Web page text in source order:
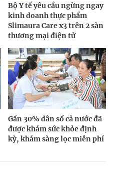
Bộ Y tế yêu cầu ngừng ngay
kinh doanh thực phẩm
Slimaura Care x3 trên 2 sàn
thương mại điện tử
Gần 30% dân số cả nước đã
được khám sức khỏe định
kỳ, khám sàng lọc miễn phí